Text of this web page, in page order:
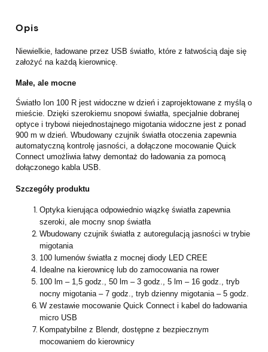
Opis
Niewielkie, ładowane przez USB światło, które z łatwością daje się
założyć na każdą kierownicę.
Małe, ale mocne
Światło Ion 100 R jest widoczne w dzień i zaprojektowane z myślą o
mieście. Dzięki szerokiemu snopowi światła, specjalnie dobranej
optyce i trybowi niejednostajnego migotania widoczne jest z ponad
900 m w dzień. Wbudowany czujnik światła otoczenia zapewnia
automatyczną kontrolę jasności, a dołączone mocowanie Quick
Connect umożliwia łatwy demontaż do ładowania za pomocą
dołączonego kabla USB.
Szczegóły produktu
Optyka kierująca odpowiednio wiązkę światła zapewnia
szeroki, ale mocny snop światła
Wbudowany czujnik światła z autoregulacją jasności w trybie
migotania
100 lumenów światła z mocnej diody LED CREE
Idealne na kierownicę lub do zamocowania na rower
100 lm – 1,5 godz., 50 lm – 3 godz., 5 lm – 16 godz., tryb
nocny migotania – 7 godz., tryb dzienny migotania – 5 godz.
W zestawie mocowanie Quick Connect i kabel do ładowania
micro USB
Kompatybilne z Blendr, dostępne z bezpiecznym
mocowaniem do kierownicy